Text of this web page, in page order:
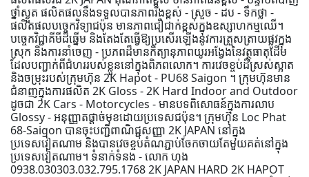
ថ្នាំស្ងួត ផលិតផលនឹងទទួលបានភាពរឹងខ្ពស់ - ស្រួច - ដប - ទឹកថ្លា -
ផលិតផលបច្ចេកវិទ្យាជប៉ុន មានភាពជឿជាក់ខ្ពស់ក្នុងឧស្សាហកម្មឈើ។
បច្ចេកវិជ្ជាគីមីដ៏ឆ្នើម និងតែងតែធ្វើឱ្យប្រសើរឡើងនូវការត្រួសត្រាយផ្លូវក្នុង
ស្រុក និងការនាំចេញ - ប្រភពដ៏មានកិត្យានុភាពយូរអង្វែងនៃវត្ថុធាតុដើម
ដែលបញ្ជាក់ពីជំហររបស់ខ្លួននៅក្នុងពិភពលោក។ ការវេចខ្ចប់ដ៏ស្រស់ស្អាត
និងចម្រុះរបស់ក្រុមហ៊ុន 2K Hapot - PU68 Saigon ។ ក្រុមហ៊ុនមាន
ជំនាញក្នុងការផលិត 2K Gloss - 2K Hard Indoor and Outdoor
ដូចជា 2K Cars - Motorcycles - មានបទពិសោធន៍ក្នុងការលាប
Glossy - អនុញ្ញាតផ្តាច់មុខដោយប្រទេសជប៉ុន។ ក្រុមហ៊ុន Loc Phat
68-Saigon បានចុះបញ្ជីពាណិជ្ជសញ្ញា 2K JAPAN នៅក្នុង
ប្រទេសវៀតណាម និងបានវេចខ្ចប់តំណភ្ជាប់ចែកចាយតែមួយគត់នៅក្នុង
ប្រទេសវៀតណាម។ ទំនាក់ទំនង - លោក ហុង
0938.030303.032.795.1768 2K JAPAN HARD 2K HAPOT